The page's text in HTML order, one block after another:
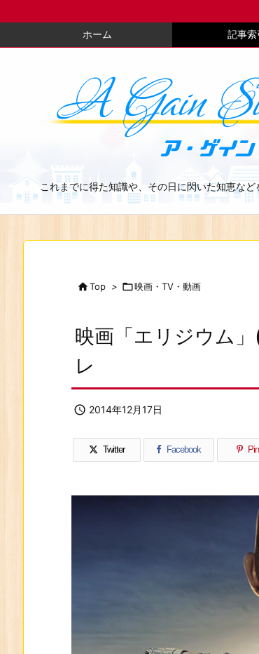
ホーム 記事索
これまでに得た知識や、その日に閃いた知恵な
Top > 映画・TV・動画
映画「エリジウム
レ
 2014年12月17日
Twitter Facebook